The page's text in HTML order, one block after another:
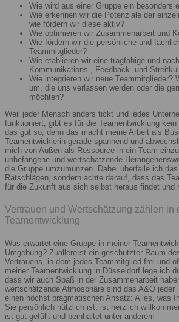
Wie wird aus einer Gruppe ein besonders
Wie erkennen wir die Potenziale der
wie fördern wir diese aktiv?
Wie optimieren wir Zusammenarbeit und
Wie fördern wir die persönliche und
Teammitglieder?
Wie etablieren wir eine tragfähige und
Kommunikations-, Feedback- und
Wie integrieren wir neue Teammitglieder?
um, die uns verlassen werden oder die
möchten?
Weil jeder Mensch anders tickt und jedes
funktioniert, gibt es für die Teamentwicklung
das gut so, denn das macht meine Arbeit als
Teamentwicklerin gerade spannend und
mich von Außen als Ressource in ein Team
unbefangene und wertschätzende
die Gruppe umzumünzen. Dabei überfalle ich
Ratschlägen, sondern achte darauf, dass das
für die Zukunft aus sich selbst heraus findet und
Vertrauen und Wertschätzung zählen in
Teamentwicklung
Was erwartet eine Gruppe in meiner
Umgebung? Zuallererst ein geschützter Raum
Vertrauens, in dem jedes Teammitglied frei und
meiner Teamentwicklung in Düsseldorf lege ich
dass wir auch Spaß in der Zusammenarbeit
wertschätzende Atmosphäre sind das A&O jeder
einen höchst pragmatischen Ansatz: Alles, was
Sie persönlich nützlich ist, ist herzlich
ist gut gefüllt und beinhaltet unter anderem